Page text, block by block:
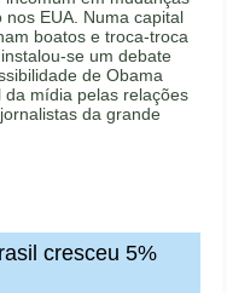
nos EUA. Numa capital
boatos e troca-troca
se um debate
de Obama
mídia pelas relações
da grande
cresceu 5%